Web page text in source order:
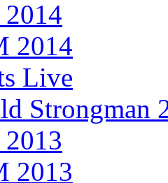
2014
Live
Strongman
2013